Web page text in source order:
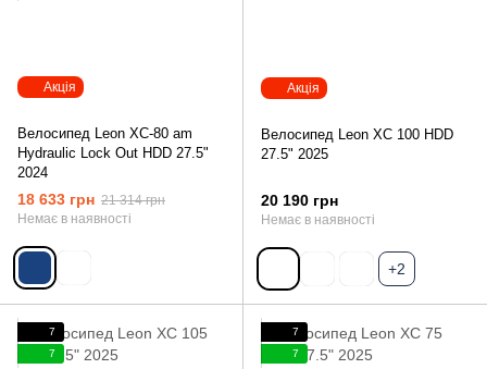
Акція
Велосипед Leon XC-80 am
Hydraulic Lock Out HDD 27.5"
2024
18 633 грн 21 314 грн
Немає в наявності
Акція
Велосипед Leon XC 100 HDD
27.5" 2025
20 190 грн
Немає в наявності
+2
7
7
7
7